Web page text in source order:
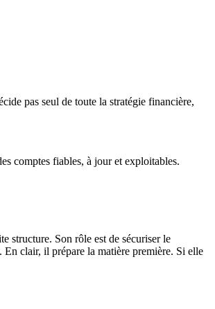
pas seul de toute la stratégie financière,
comptes fiables, à jour et exploitables.
structure. Son rôle est de sécuriser le
clair, il prépare la matière première. Si elle